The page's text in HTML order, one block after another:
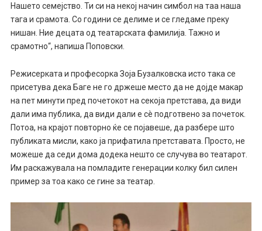
Нашето семејство. Ти си на некој начин симбол на таа наша
тага и срамота. Со години се делиме и се гледаме преку
нишан. Ние децата од театарската фамилија. Тажно и
срамотно“, напиша Поповски.
Режисерката и професорка Зоја Бузалковска исто така се
присетува дека Баге не го држеше место да не дојде макар
на пет минути пред почетокот на секоја претстава, да види
дали има публика, да види дали е сè подготвено за почеток.
Потоа, на крајот повторно ќе се појавеше, да разбере што
публиката мисли, како ја прифатила претставата. Просто, не
можеше да седи дома додека нешто се случува во театарот.
Им раскажувала на помладите генерации колку бил силен
пример за тоа како се гине за театар.